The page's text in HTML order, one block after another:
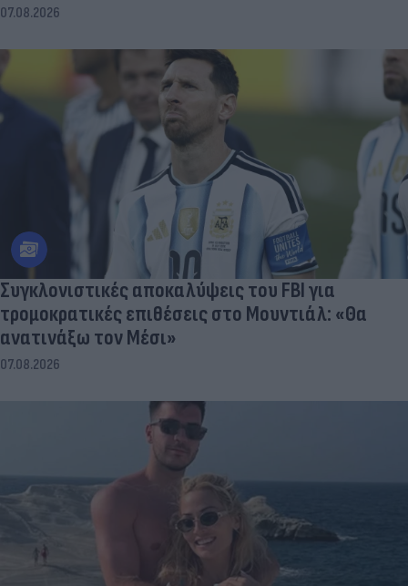
07.08.2026
Συγκλονιστικές αποκαλύψεις του FBI για
τρομοκρατικές επιθέσεις στο Μουντιάλ: «Θα
ανατινάξω τον Μέσι»
07.08.2026